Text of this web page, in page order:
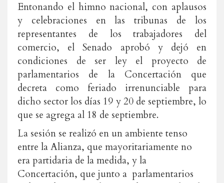
Entonando el himno nacional, con aplausos
y celebraciones en las tribunas de los
representantes de los trabajadores del
comercio, el Senado aprobó y dejó en
condiciones de ser ley el proyecto de
parlamentarios de la Concertación que
decreta como feriado irrenunciable para
dicho sector los días 19 y 20 de septiembre, lo
que se agrega al 18 de septiembre.
La sesión se realizó en un ambiente tenso
entre la Alianza, que mayoritariamente no
era partidaria de la medida, y la
Concertación, que junto a parlamentarios